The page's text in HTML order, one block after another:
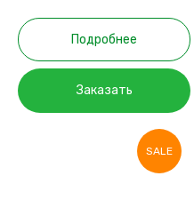
Подробнее
Заказать
SALE